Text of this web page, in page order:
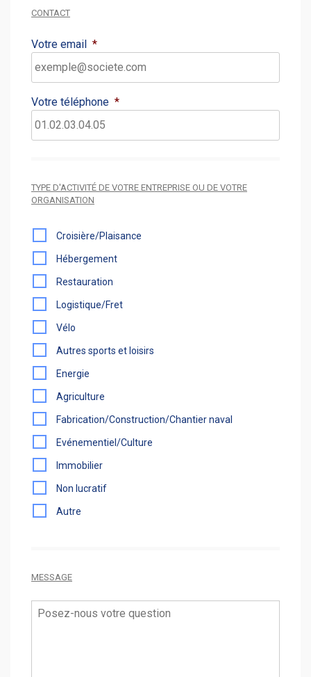
CONTACT
Votre email *
Votre téléphone *
TYPE D'ACTIVITÉ DE VOTRE ENTREPRISE OU DE VOTRE
ORGANISATION
Croisière/Plaisance
Hébergement
Restauration
Logistique/Fret
Vélo
Autres sports et loisirs
Energie
Agriculture
Fabrication/Construction/Chantier naval
Evénementiel/Culture
Immobilier
Non lucratif
Autre
MESSAGE